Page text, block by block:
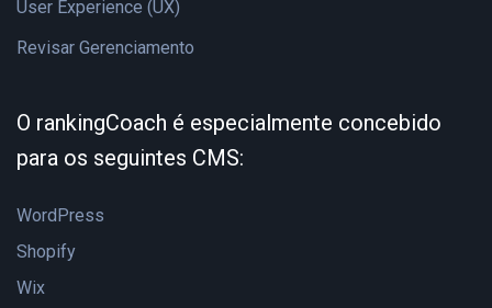
User Experience (UX)
Revisar Gerenciamento
O rankingCoach é especialmente concebido
para os seguintes CMS:
WordPress
Shopify
Wix